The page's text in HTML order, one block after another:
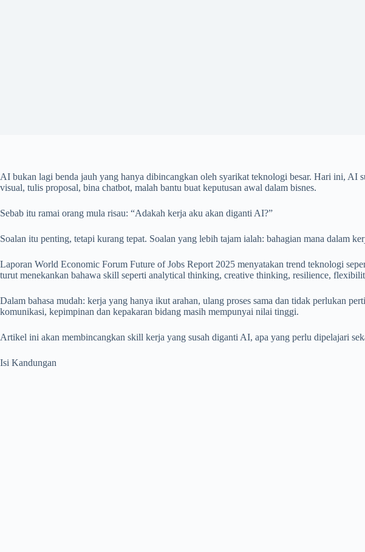
AI bukan lagi benda jauh yang hanya dibincangkan oleh syarikat teknologi besar. Hari ini, AI
visual, tulis proposal, bina chatbot, malah bantu buat keputusan awal dalam bisnes.
Sebab itu ramai orang mula risau: “Adakah kerja aku akan diganti AI?”
Soalan itu penting, tetapi kurang tepat. Soalan yang lebih tajam ialah: bahagian mana dalam
Laporan World Economic Forum Future of Jobs Report 2025 menyatakan trend teknologi
turut menekankan bahawa skill seperti analytical thinking, creative thinking, resilience,
Dalam bahasa mudah: kerja yang hanya ikut arahan, ulang proses sama dan tidak perlukan
komunikasi, kepimpinan dan kepakaran bidang masih mempunyai nilai tinggi.
Artikel ini akan membincangkan skill kerja yang susah diganti AI, apa yang perlu dipelajari
Isi Kandungan